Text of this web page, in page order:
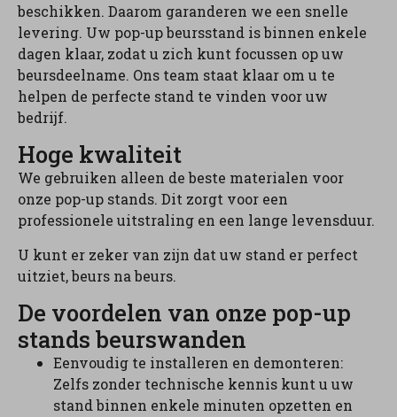
beschikken. Daarom garanderen we een snelle
levering. Uw pop-up beursstand is binnen enkele
dagen klaar, zodat u zich kunt focussen op uw
beursdeelname. Ons team staat klaar om u te
helpen de perfecte stand te vinden voor uw
bedrijf.
Hoge kwaliteit
We gebruiken alleen de beste materialen voor
onze pop-up stands. Dit zorgt voor een
professionele uitstraling en een lange levensduur.
U kunt er zeker van zijn dat uw stand er perfect
uitziet, beurs na beurs.
De voordelen van onze pop-up
stands beurswanden
Eenvoudig te installeren en demonteren:
Zelfs zonder technische kennis kunt u uw
stand binnen enkele minuten opzetten en